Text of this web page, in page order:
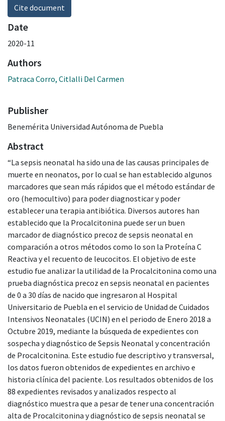
Cite document
Date
2020-11
Authors
Patraca Corro, Citlalli Del Carmen
Publisher
Benemérita Universidad Autónoma de Puebla
Abstract
“La sepsis neonatal ha sido una de las causas principales de
muerte en neonatos, por lo cual se han establecido algunos
marcadores que sean más rápidos que el método estándar de
oro (hemocultivo) para poder diagnosticar y poder
establecer una terapia antibiótica. Diversos autores han
establecido que la Procalcitonina puede ser un buen
marcador de diagnóstico precoz de sepsis neonatal en
comparación a otros métodos como lo son la Proteína C
Reactiva y el recuento de leucocitos. El objetivo de este
estudio fue analizar la utilidad de la Procalcitonina como una
prueba diagnóstica precoz en sepsis neonatal en pacientes
de 0 a 30 días de nacido que ingresaron al Hospital
Universitario de Puebla en el servicio de Unidad de Cuidados
Intensivos Neonatales (UCIN) en el periodo de Enero 2018 a
Octubre 2019, mediante la búsqueda de expedientes con
sospecha y diagnóstico de Sepsis Neonatal y concentración
de Procalcitonina. Este estudio fue descriptivo y transversal,
los datos fueron obtenidos de expedientes en archivo e
historia clínica del paciente. Los resultados obtenidos de los
88 expedientes revisados y analizados respecto al
diagnóstico muestra que a pesar de tener una concentración
alta de Procalcitonina y diagnóstico de sepsis neonatal se